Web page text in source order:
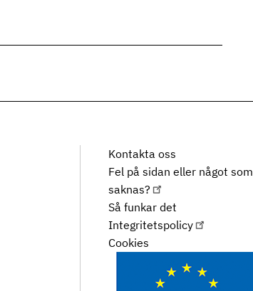
Kontakta oss
Fel på sidan eller något som
saknas?
Så funkar det
Integritetspolicy
Cookies